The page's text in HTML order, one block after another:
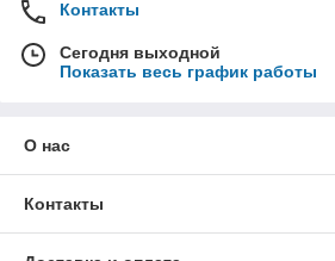
Контакты
Сегодня выходной
Показать весь график работы
О нас
Контакты